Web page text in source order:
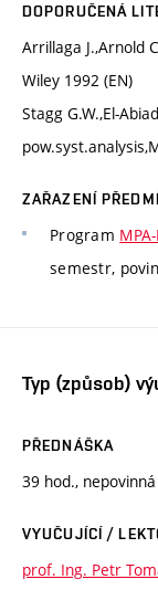
DOPORUČENÁ
Arrillaga J.,Arnold
Wiley 1992 (EN)
Stagg G.W.,El-
ZAŘAZENÍ
Program
semestr,
Typ (způsob)
PŘEDNÁŠKA
39 hod., nepovinná
VYUČUJÍCÍ /
prof. Ing. Petr